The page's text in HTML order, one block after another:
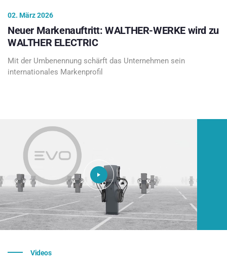
02. März 2026
Neuer Markenauftritt: WALTHER-WERKE wird zu
WALTHER ELECTRIC
Mit der Umbenennung schärft das Unternehmen sein
internationales Markenprofil
Videos